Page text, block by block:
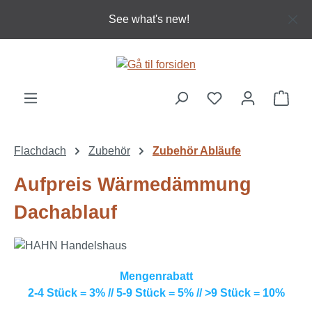
See what's new!
Flachdach Zubehör Zubehör Abläufe
Aufpreis Wärmedämmung
Dachablauf
Mengenrabatt
2-4 Stück = 3% // 5-9 Stück = 5% // >9 Stück = 10%